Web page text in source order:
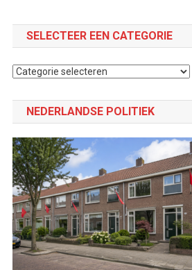
SELECTEER EEN CATEGORIE
Selecteer
categorie
NEDERLANDSE POLITIEK